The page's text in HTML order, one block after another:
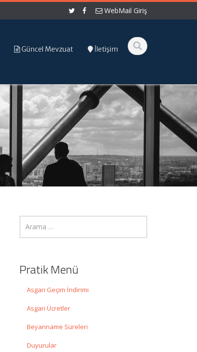
WebMail Giriş
Güncel Mevzuat İletişim
Pratik Menü
Asgari Geçim İndirimi
Asgari Ücretler
Beyanname Süreleri
Duyurular